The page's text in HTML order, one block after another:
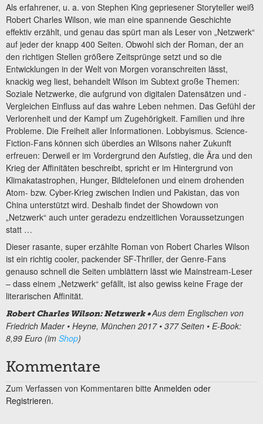
Als erfahrener, u. a. von Stephen King gepriesener Storyteller weiß
Robert Charles Wilson, wie man eine spannende Geschichte
effektiv erzählt, und genau das spürt man als Leser von „Netzwerk“
auf jeder der knapp 400 Seiten. Obwohl sich der Roman, der an
den richtigen Stellen größere Zeitsprünge setzt und so die
Entwicklungen in der Welt von Morgen voranschreiten lässt,
knackig weg liest, behandelt Wilson im Subtext große Themen:
Soziale Netzwerke, die aufgrund von digitalen Datensätzen und -
Vergleichen Einfluss auf das wahre Leben nehmen. Das Gefühl der
Verlorenheit und der Kampf um Zugehörigkeit. Familien und ihre
Probleme. Die Freiheit aller Informationen. Lobbyismus. Science-
Fiction-Fans können sich überdies an Wilsons naher Zukunft
erfreuen: Derweil er im Vordergrund den Aufstieg, die Ära und den
Krieg der Affinitäten beschreibt, spricht er im Hintergrund von
Klimakatastrophen, Hunger, Bildtelefonen und einem drohenden
Atom- bzw. Cyber-Krieg zwischen Indien und Pakistan, das von
China unterstützt wird. Deshalb findet der Showdown von
„Netzwerk“ auch unter geradezu endzeitlichen Voraussetzungen
statt …
Dieser rasante, super erzählte Roman von Robert Charles Wilson
ist ein richtig cooler, packender SF-Thriller, der Genre-Fans
genauso schnell die Seiten umblättern lässt wie Mainstream-Leser
– dass einem „Netzwerk“ gefällt, ist also gewiss keine Frage der
literarischen Affinität.
Robert Charles Wilson: Netzwerk •Aus dem Englischen von
Friedrich Mader • Heyne, München 2017 • 377 Seiten • E-Book:
8,99 Euro (im Shop)
Kommentare
Zum Verfassen von Kommentaren bitte Anmelden oder
Registrieren.